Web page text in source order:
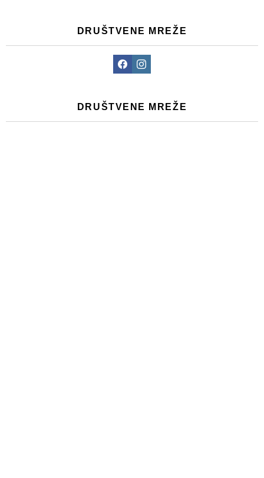
DRUŠTVENE MREŽE
FacebookInstagram
DRUŠTVENE MREŽE